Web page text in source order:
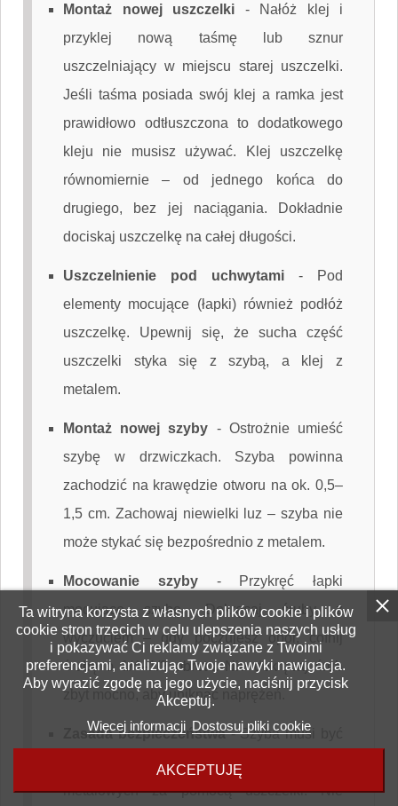
Ta witryna korzysta z własnych plików cookie i plików
cookie stron trzecich w celu ulepszenia naszych usług
i pokazywać Ci reklamy związane z Twoimi
preferencjami, analizując Twoje nawyki nawigacja.
Aby wyrazić zgodę na jego użycie, naciśnij przycisk
Akceptuj.
Więcej informacji Dostosuj pliki cookie
AKCEPTUJĘ
Montaż nowej uszczelki -
Nałóż klej i
przyklej nową taśmę lub sznur
uszczelniający w miejscu starej uszczelki.
Jeśli taśma posiada swój klej a ramka jest
prawidłowo odtłuszczona to dodatkowego
kleju nie musisz używać. Klej uszczelkę
równomiernie – od jednego końca do
drugiego, bez jej naciągania. Dokładnie
dociskaj uszczelkę na całej długości.
Uszczelnienie pod uchwytami -
Pod
elementy mocujące (łapki) również podłóż
uszczelkę. Upewnij się, że sucha część
uszczelki styka się z szybą, a klej z
metalem.
Montaż nowej szyby - Ostrożnie umieść
szybę w drzwiczkach. Szyba powinna
zachodzić na krawędzie otworu na ok. 0,5–
1,5 cm. Zachowaj niewielki luz – szyba nie
może stykać się bezpośrednio z metalem.
Mocowanie szyby-
Przykręć łapki
mocujące szybę. Dokręcaj śruby z
wyczuciem – gdy poczujesz opór, cofnij
śrubę o 1/4–1/2 obrotu. Nie dokręcaj śrub
zbyt mocno, aby uniknąć naprężeń.
Zasada bezpieczeństwa-Szyba musi być
odizolowana od wszystkich elementów
metalowych za pomocą uszczelki. Nie